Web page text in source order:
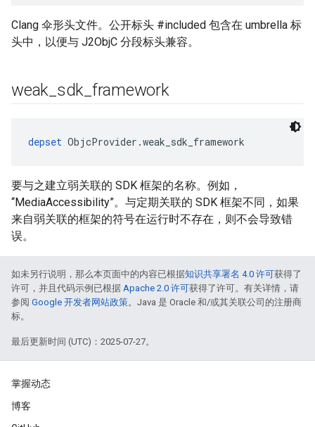
Clang 伞形头文件。公开标头 #included 包含在 umbrella 标
头中，以便与 J2ObjC 分段标头兼容。
weak sdk framework
depset ObjcProvider.weak_sdk_framework
要与之建立弱关联的 SDK 框架的名称。例如，
“MediaAccessibility”。与定期关联的 SDK 框架不同，如果
来自弱关联的框架的符号在运行时不存在，则不会导致错
误。
如未另行说明，那么本页面中的内容已根据知识共享署名 4.0 许可获得了
许可，并且代码示例已根据 Apache 2.0 许可获得了许可。有关详情，请
参阅 Google 开发者网站政策。Java 是 Oracle 和/或其关联公司的注册商
标。
最后更新时间 (UTC)：2025-07-27。
掌握动态
博客